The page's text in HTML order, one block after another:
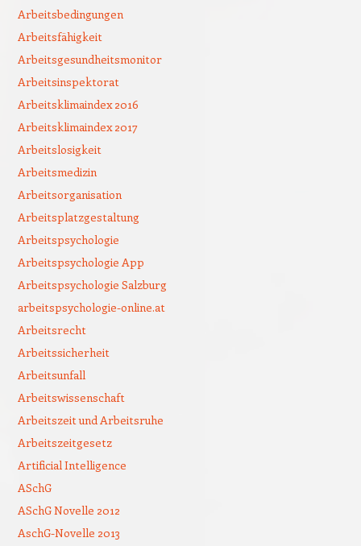
Arbeitsbedingungen
Arbeitsfähigkeit
Arbeitsgesundheitsmonitor
Arbeitsinspektorat
Arbeitsklimaindex 2016
Arbeitsklimaindex 2017
Arbeitslosigkeit
Arbeitsmedizin
Arbeitsorganisation
Arbeitsplatzgestaltung
Arbeitspsychologie
Arbeitspsychologie App
Arbeitspsychologie Salzburg
arbeitspsychologie-online.at
Arbeitsrecht
Arbeitssicherheit
Arbeitsunfall
Arbeitswissenschaft
Arbeitszeit und Arbeitsruhe
Arbeitszeitgesetz
Artificial Intelligence
ASchG
ASchG Novelle 2012
AschG-Novelle 2013